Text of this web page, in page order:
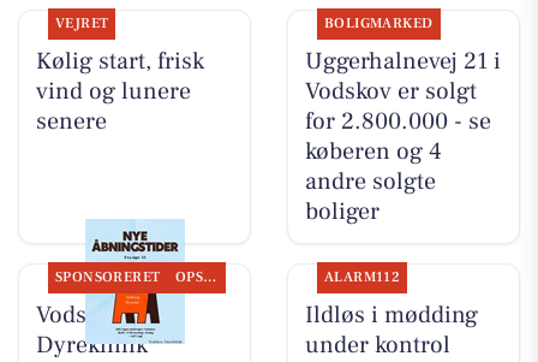
VEJRET
Kølig start, frisk
vind og lunere
senere
BOLIGMARKED
Uggerhalnevej 21 i
Vodskov er solgt
for 2.800.000 - se
køberen og 4
andre solgte
boliger
SPONSORERET OPSLAGSTAVLEN
Vodskov
Dyreklinik
ALARM112
Ildløs i mødding
under kontrol